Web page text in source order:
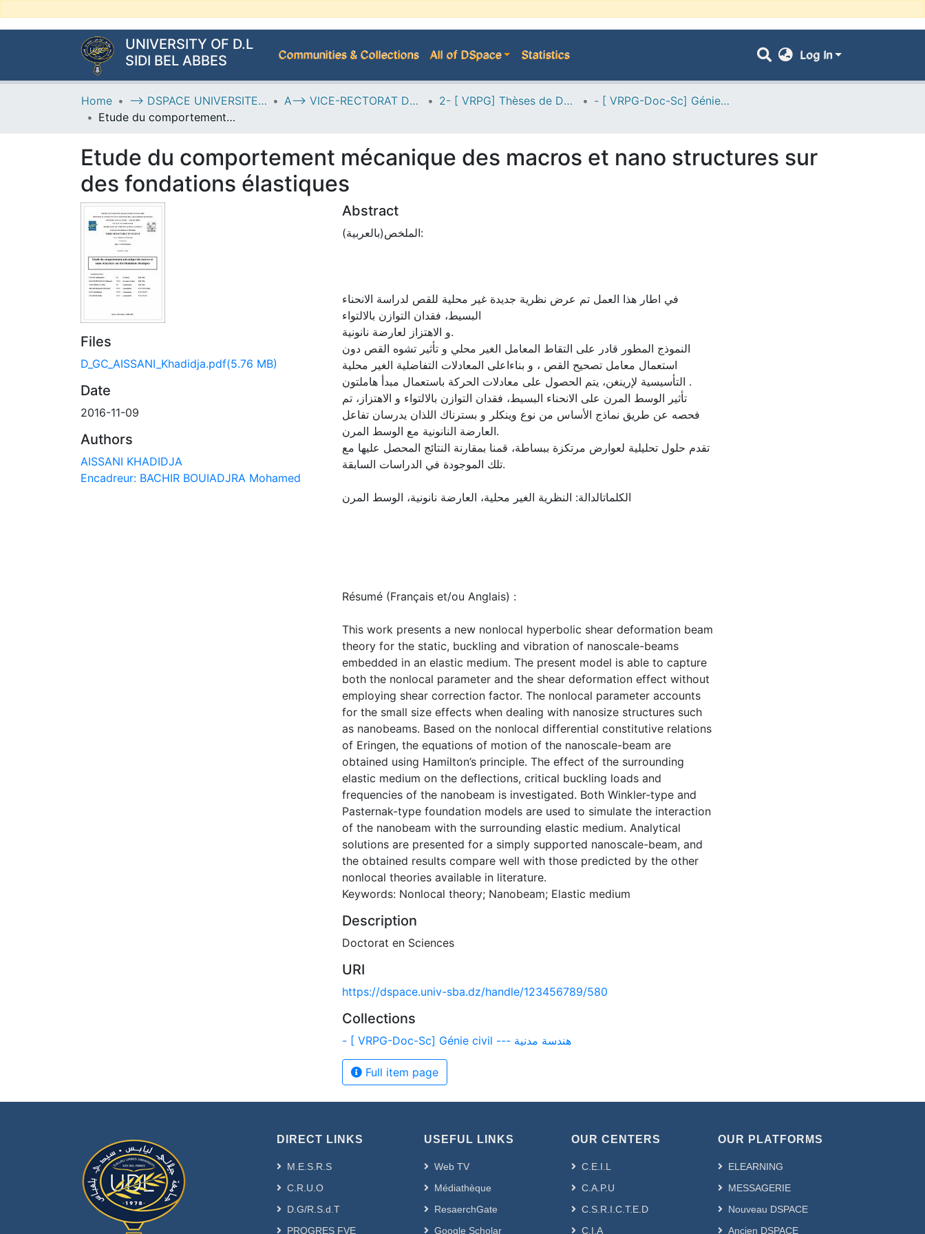
UNIVERSITY OF D.L
SIDI BEL ABBES
Communities & Collections All of DSpace Statistics Log In
Home --> DSPACE UNIVERSITE DJILALLI LIABES DE SIDI BEL ABBES A--> VICE-RECTORAT DE LA POST-GRADUATION 2- [ VRPG] Thèses de Doctorat en Sciences
- [ VRPG-Doc-Sc] Génie civil --- هندسة مدنية
Etude du comportement mécanique des macros et nano structures sur des fondations élastiques
Etude du comportement mécanique des macros et nano structures sur
des fondations élastiques
Files
D_GC_AISSANI_Khadidja.pdf(5.76 MB)
Date
2016-11-09
Authors
AISSANI KHADIDJA
Encadreur: BACHIR BOUIADJRA Mohamed
Abstract
الملخص(بالعربية):
في اطار هذا العمل تم عرض نظرية جديدة غير محلية للقص لدراسة الانحناء
البسيط، فقدان التوازن بالالتواء
و الاهتزاز لعارضة نانونية.
النموذج المطور قادر على التقاط المعامل الغير محلي و تأثير تشوه القص دون
استعمال معامل تصحيح القص ، و بناءاعلى المعادلات التفاضلية الغير محلية
التأسيسية لإرينغن، يتم الحصول على معادلات الحركة باستعمال مبدأ هاملتون .
تأثير الوسط المرن على الانحناء البسيط، فقدان التوازن بالالتواء و الاهتزاز، تم
فحصه عن طريق نماذج الأساس من نوع وينكلر و بسترناك اللذان يدرسان تفاعل
العارضة النانونية مع الوسط المرن.
تقدم حلول تحليلية لعوارض مرتكزة ببساطة، قمنا بمقارنة النتائج المحصل عليها مع
تلك الموجودة في الدراسات السابقة.
الكلماتالدالة: النظرية الغير محلية، العارضة نانونية، الوسط المرن
Résumé (Français et/ou Anglais) :
This work presents a new nonlocal hyperbolic shear deformation beam
theory for the static, buckling and vibration of nanoscale-beams
embedded in an elastic medium. The present model is able to capture
both the nonlocal parameter and the shear deformation effect without
employing shear correction factor. The nonlocal parameter accounts
for the small size effects when dealing with nanosize structures such
as nanobeams. Based on the nonlocal differential constitutive relations
of Eringen, the equations of motion of the nanoscale-beam are
obtained using Hamilton’s principle. The effect of the surrounding
elastic medium on the deflections, critical buckling loads and
frequencies of the nanobeam is investigated. Both Winkler-type and
Pasternak-type foundation models are used to simulate the interaction
of the nanobeam with the surrounding elastic medium. Analytical
solutions are presented for a simply supported nanoscale-beam, and
the obtained results compare well with those predicted by the other
nonlocal theories available in literature.
Keywords: Nonlocal theory; Nanobeam; Elastic medium
Description
Doctorat en Sciences
URI
https://dspace.univ-sba.dz/handle/123456789/580
Collections
- [ VRPG-Doc-Sc] Génie civil --- هندسة مدنية
Full item page
DIRECT LINKS
M.E.S.R.S
C.R.U.O
D.G/R.S.d.T
PROGRES FVE
USEFUL LINKS
Web TV
Médiathèque
ResaerchGate
Google Scholar
OUR CENTERS
C.E.I.L
C.A.P.U
C.S.R.I.C.T.E.D
C.I.A
OUR PLATFORMS
ELEARNING
MESSAGERIE
Nouveau DSPACE
Ancien DSPACE